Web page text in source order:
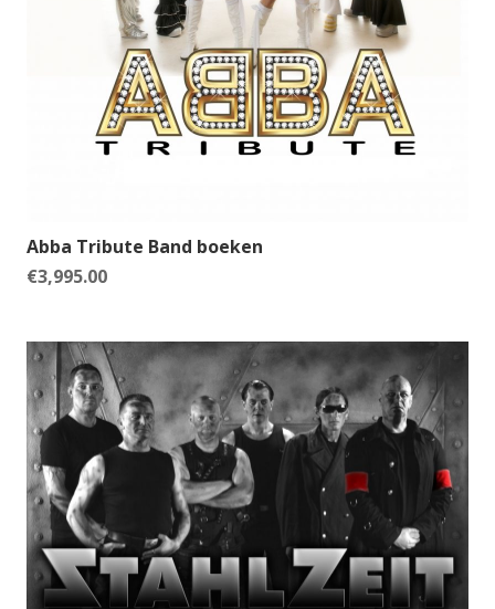
Abba Tribute Band boeken
€3,995.00